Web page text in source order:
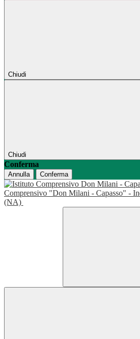
Chiudi
Chiudi
Conferma
Annulla Conferma
Comprensivo "Don Milani - Capasso" -
(NA)